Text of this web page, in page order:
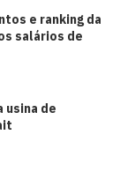
e ranking da
salários de
usina de